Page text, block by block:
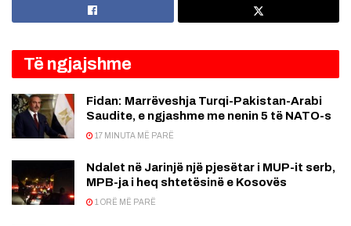
Të ngjajshme
Fidan: Marrëveshja Turqi-Pakistan-Arabi
Saudite, e ngjashme me nenin 5 të NATO-s
17 MINUTA MË PARË
Ndalet në Jarinjë një pjesëtar i MUP-it serb,
MPB-ja i heq shtetësinë e Kosovës
1 ORË MË PARË